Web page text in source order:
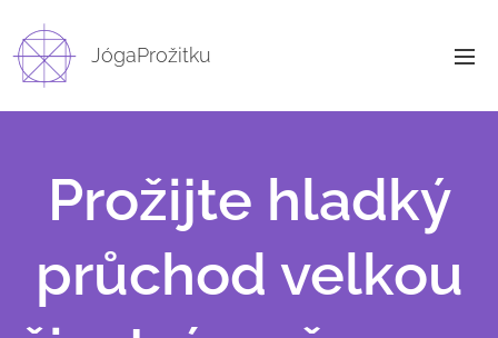
JógaProžitku
Prožijte hladký
průchod velkou